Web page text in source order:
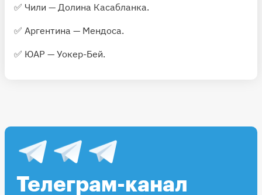
✅ Чили — Долина Касабланка.
✅ Аргентина — Мендоса.
✅ ЮАР — Уокер-Бей.
Телеграм-канал